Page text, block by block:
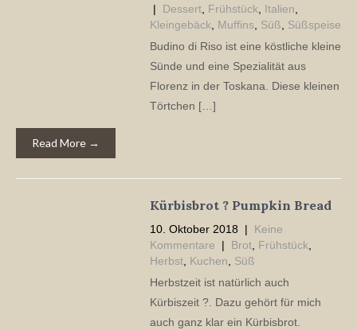
| Dessert, Frühstück, Italien
Kleingebäck, Muffins, Süß
Süßspeise
Budino di Riso ist eine köstliche kleine
Sünde und eine Spezialität aus
Florenz in der Toskana. Diese kleinen
Törtchen […]
Read More →
Kürbisbrot ? Pumpkin Bread
10. Oktober 2018 | Keine
Kommentare
| Brot, Frühstück,
Herbst, Kuchen
Süß
Herbstzeit ist natürlich auch
Kürbiszeit ?. Dazu gehört für mich
auch ganz klar ein Kürbisbrot.